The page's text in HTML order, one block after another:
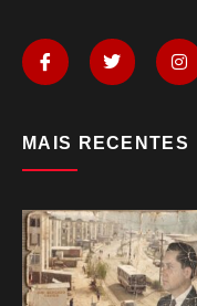
MAIS RECENTES